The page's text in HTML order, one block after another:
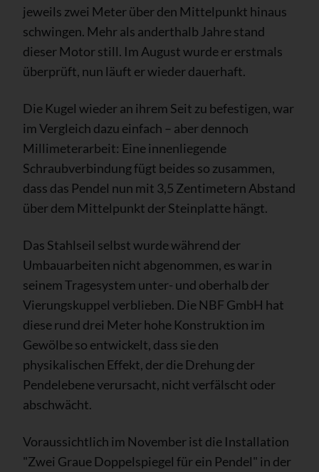
jeweils zwei Meter über den Mittelpunkt hinaus
schwingen. Mehr als anderthalb Jahre stand
dieser Motor still. Im August wurde er erstmals
überprüft, nun läuft er wieder dauerhaft.
Die Kugel wieder an ihrem Seit zu befestigen, war
im Vergleich dazu einfach – aber dennoch
Millimeterarbeit: Eine innenliegende
Schraubverbindung fügt beides so zusammen,
dass das Pendel nun mit 3,5 Zentimetern Abstand
über dem Mittelpunkt der Steinplatte hängt.
Das Stahlseil selbst wurde während der
Umbauarbeiten nicht abgenommen, es war in
seinem Tragesystem unter- und oberhalb der
Vierungskuppel verblieben. Die NBF GmbH hat
diese rund drei Meter hohe Konstruktion im
Gewölbe so entwickelt, dass sie den
physikalischen Effekt, der die Drehung der
Pendelebene verursacht, nicht verfälscht oder
abschwächt.
Voraussichtlich im November ist die Installation
"Zwei Graue Doppelspiegel für ein Pendel" in der